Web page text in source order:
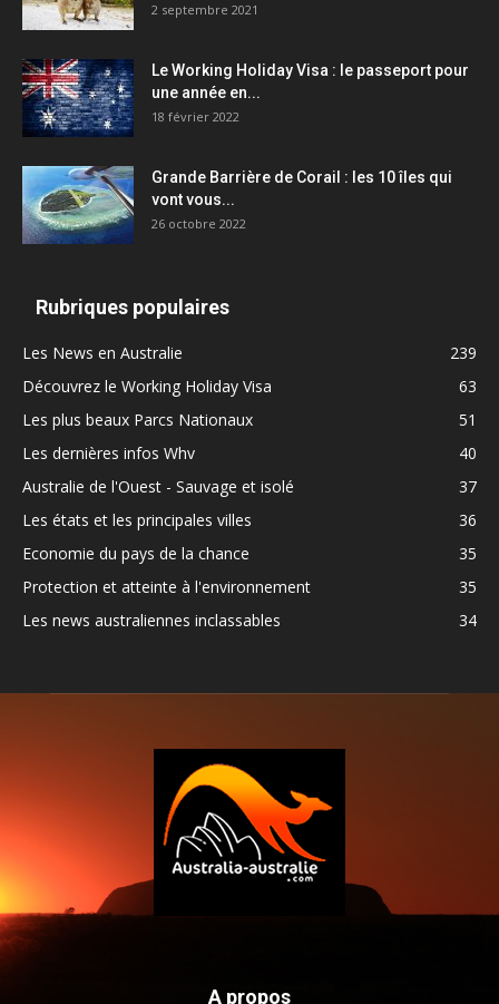
2 septembre 2021
Le Working Holiday Visa : le passeport pour
une année en...
18 février 2022
Grande Barrière de Corail : les 10 îles qui
vont vous...
26 octobre 2022
Rubriques populaires
Les News en Australie
239
Découvrez le Working Holiday Visa
63
Les plus beaux Parcs Nationaux
51
Les dernières infos Whv
40
Australie de l'Ouest - Sauvage et isolé
37
Les états et les principales villes
36
Economie du pays de la chance
35
Protection et atteinte à l'environnement
35
Les news australiennes inclassables
34
A propos